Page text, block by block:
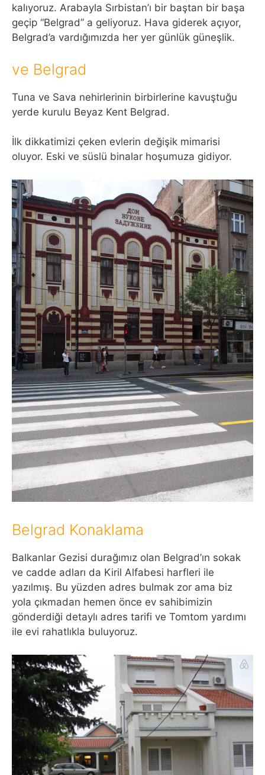
kalıyoruz. Arabayla Sırbistan’ı bir baştan bir başa
geçip “Belgrad” a geliyoruz. Hava giderek açıyor,
Belgrad’a vardığımızda her yer günlük güneşlik.
ve Belgrad
Tuna ve Sava nehirlerinin birbirlerine kavuştuğu
yerde kurulu Beyaz Kent Belgrad.
İlk dikkatimizi çeken evlerin değişik mimarisi
oluyor. Eski ve süslü binalar hoşumuza gidiyor.
Belgrad Konaklama
Balkanlar Gezisi durağımız olan Belgrad’ın sokak
ve cadde adları da Kiril Alfabesi harfleri ile
yazılmış. Bu yüzden adres bulmak zor ama biz
yola çıkmadan hemen önce ev sahibimizin
gönderdiği detaylı adres tarifi ve Tomtom yardımı
ile evi rahatlıkla buluyoruz.